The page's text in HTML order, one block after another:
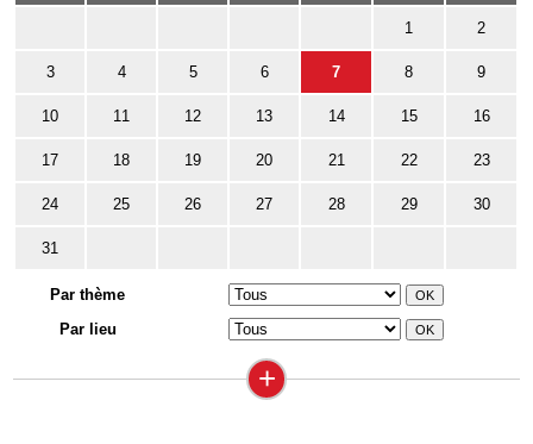
1 2
3 4 5 6 7 8 9
10 11 12 13 14 15 16
17 18 19 20 21 22 23
24 25 26 27 28 29 30
31
Par thème
Par lieu
+